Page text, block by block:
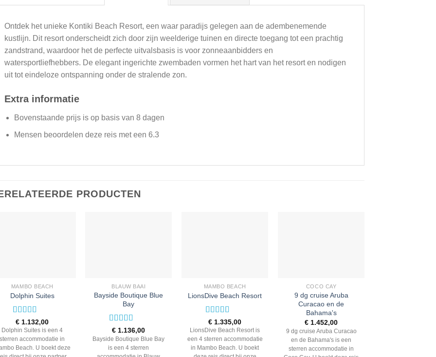
Ontdek het unieke Kontiki Beach Resort, een waar paradijs gelegen aan de adembenemende
kustlijn. Dit resort onderscheidt zich door zijn weelderige tuinen en directe toegang tot een prachtig
zandstrand, waardoor het de perfecte uitvalsbasis is voor zonneaanbidders en
watersportliefhebbers. De elegant ingerichte zwembaden vormen het hart van het resort en nodigen
uit tot eindeloze ontspanning onder de stralende zon.
Extra informatie
Bovenstaande prijs is op basis van 8 dagen
Mensen beoordelen deze reis met een 6.3
PRODUCTEN
MAMBO BEACH
Dolphin Suites
Waardering
4uit 5
€ 1.132,00
Dolphin Suites is een 4
sterren accommodatie in
Beach. U boekt deze
BLAUW BAAI
Bayside Boutique Blue
Bay
Waardering
4uit 5
€ 1.136,00
Bayside Boutique Blue Bay
is een 4 sterren
MAMBO BEACH
LionsDive Beach Resort
Waardering
4uit 5
€ 1.335,00
LionsDive Beach Resort is
een 4 sterren accommodatie
in Mambo Beach. U boekt
COCO CAY
9 dg cruise Aruba
Curacao en de
Bahama's
€ 1.452,00
9 dg cruise Aruba Curacao
en de Bahama's is een
sterren accommodatie in